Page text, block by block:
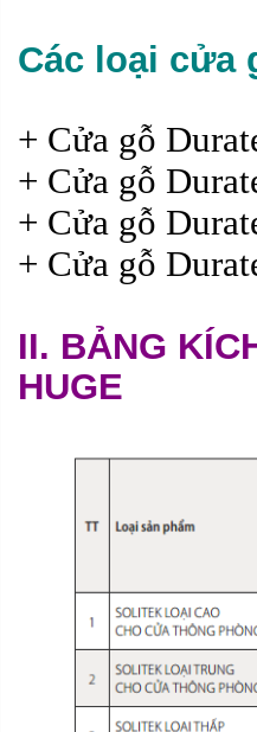
Các loại cửa
+ Cửa gỗ
+ Cửa gỗ
+ Cửa gỗ
+ Cửa gỗ
II. BẢNG
HUGE